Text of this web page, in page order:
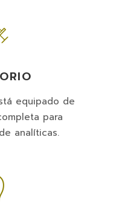
equipado de
para
analíticas.